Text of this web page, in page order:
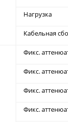
Нагрузка
Кабельная
Фикс.
Фикс.
Фикс.
Фикс.